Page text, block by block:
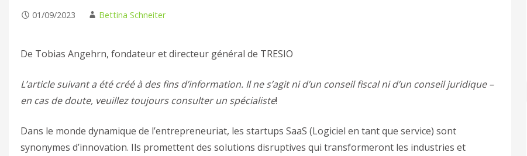
01/09/2023 Bettina Schneiter
De Tobias Angehrn, fondateur et directeur général de TRESIO
L’article suivant a été créé à des fins d’information. Il ne s’agit ni d’un conseil fiscal ni d’un conseil juridique –
en cas de doute, veuillez toujours consulter un spécialiste!
Dans le monde dynamique de l’entrepreneuriat, les startups SaaS (Logiciel en tant que service) sont
synonymes d’innovation. Ils promettent des solutions disruptives qui transformeront les industries et